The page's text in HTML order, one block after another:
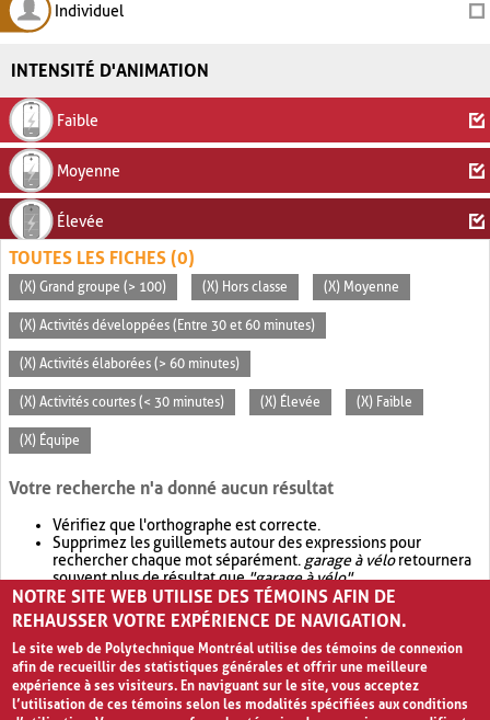
Individuel
INTENSITÉ D'ANIMATION
Faible
Moyenne
Élevée
TOUTES LES FICHES (0)
(X) Grand groupe (> 100) (X) Hors classe (X) Moyenne
(X) Activités développées (Entre 30 et 60 minutes)
(X) Activités élaborées (> 60 minutes)
(X) Activités courtes (< 30 minutes) (X) Élevée (X) Faible
(X) Équipe
Votre recherche n'a donné aucun résultat
Vérifiez que l'orthographe est correcte.
Supprimez les guillemets autour des expressions pour
rechercher chaque mot séparément. garage à véloretournera
souvent plus de résultat que"garage à vélo".
Envisagez d'élargir votre recherche avec OR.garage OR vélo
retournera souvent plus de résultat quegarage à vélo
NOTRE SITE WEB UTILISE DES TÉMOINS AFIN DE
REHAUSSER VOTRE EXPÉRIENCE DE NAVIGATION.
Le site web de Polytechnique Montréal utilise des témoins de connexion
afin de recueillir des statistiques générales et offrir une meilleure
expérience à ses visiteurs. En naviguant sur le site, vous acceptez
l’utilisation de ces témoins selon les modalités spécifiées aux conditions